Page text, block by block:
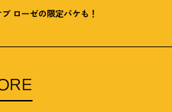
ローゼの限定パケも ！